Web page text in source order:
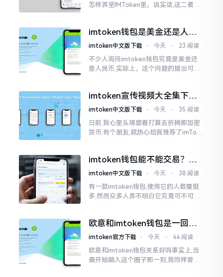
怎样弄至IMToken里。说实话,这二者皆
就迷糊了
imtoken钱包是美金还是人民
币？其实它是个“多面手”
imtoken中文版下载 ⋅ 今天 ⋅ 23 阅读
不少人询问imtoken钱包究竟是美金还
是人民币,实际上，这个问题的提出可谓
一个“钱包”而已
imtoken宣传视频大全集下
载，新手看完就懂怎么用
imtoken中文版下载 ⋅ 今天 ⋅ 35 阅读
日前,我心里头琢磨着打算去折腾那加密
货币,有个朋友,就热心给我推荐了imTok
imtoken钱包能不能交易？一
文说清楚
imtoken中文版下载 ⋅ 今天 ⋅ 38 阅读
有一款imtoken钱包,使用它的人数量挺
多,然而众多人弄不明白它究竟可不可以
存钱罐与菜市场那般
欧意和imtoken钱包是一回事
吗？搞清楚了再装钱包
imtoken官方下载 ⋅ 今天 ⋅ 44 阅读
欧意和imtoken钱包关系好吗事实上,当
最开始踏入这个圈子那一刻,我同样曾因